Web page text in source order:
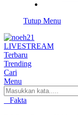
Tutup Menu
LIVESTREAM
Terbaru
Trending
Cari
Menu
Fakta